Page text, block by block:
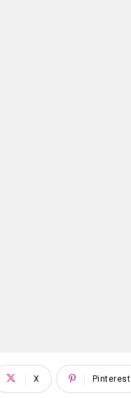
X Pinterest